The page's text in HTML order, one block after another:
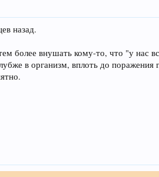
назад.
более внушать кому-то, что "у нас
в организм, вплоть до